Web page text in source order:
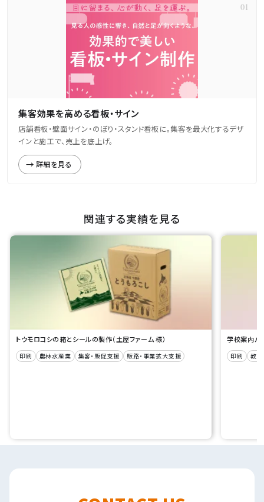
集客効果を高める看板・サイン
店舗看板・壁面サイン・のぼり・スタンド看板に。集客を最大化するデザ
インと施工で、売上を底上げ。
詳細を見る
関連する実績を見る
トウモロコシの箱とシールの製作（土屋ファーム 様）
印刷 農林水産業 集客・販促支援 販路・事業拡大支援
学校案内パ
印刷 教